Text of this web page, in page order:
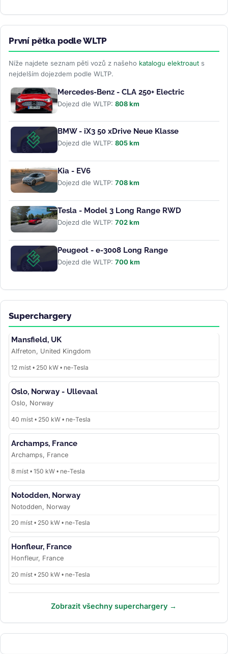
První pětka podle WLTP
Níže najdete seznam pěti vozů z našeho katalogu elektroaut s
nejdelším dojezdem podle WLTP.
Mercedes-Benz - CLA 250+ Electric
Dojezd dle WLTP: 808 km
BMW - iX3 50 xDrive Neue Klasse
Dojezd dle WLTP: 805 km
Kia - EV6
Dojezd dle WLTP: 708 km
Tesla - Model 3 Long Range RWD
Dojezd dle WLTP: 702 km
Peugeot - e-3008 Long Range
Dojezd dle WLTP: 700 km
Superchargery
Mansfield, UK
Alfreton, United Kingdom
12 míst • 250 kW • ne-Tesla
Oslo, Norway - Ullevaal
Oslo, Norway
40 míst • 250 kW • ne-Tesla
Archamps, France
Archamps, France
8 míst • 150 kW • ne-Tesla
Notodden, Norway
Notodden, Norway
20 míst • 250 kW • ne-Tesla
Honfleur, France
Honfleur, France
20 míst • 250 kW • ne-Tesla
Zobrazit všechny superchargery →